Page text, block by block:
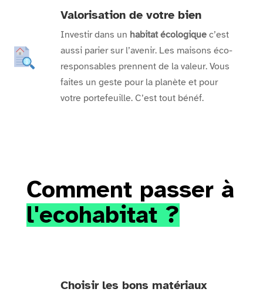
Valorisation de votre bien
Investir dans un habitat écologiquec’est
aussi parier sur l’avenir. Les maisons éco-
responsables prennent de la valeur. Vous
faites un geste pour la planète et pour
votre portefeuille. C’est tout bénéf.
l'ecohabitat ?
Choisir les bons matériaux